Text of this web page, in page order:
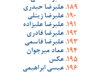
علیرضا حیدری
علیرضا زینلی
علیرضا علیزاده
علیرضا قادری
علیرضا قاسمی
عماد میرجوان
عکس
عیسی ابراهیمی